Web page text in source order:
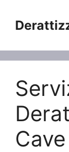
contenuto
Cave